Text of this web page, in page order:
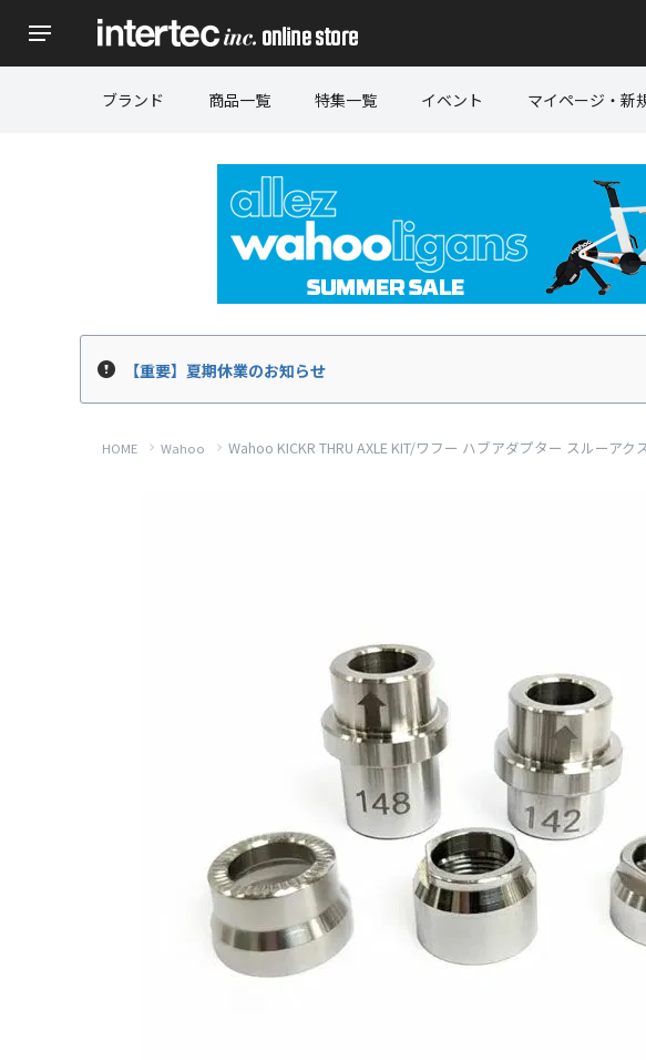
ブランド 商品一覧 特集一覧 イベント マイページ・新
【重要】夏期休業のお知らせ
HOME Wahoo Wahoo KICKR THRU AXLE KIT/ワフー ハブアダプター スルーア